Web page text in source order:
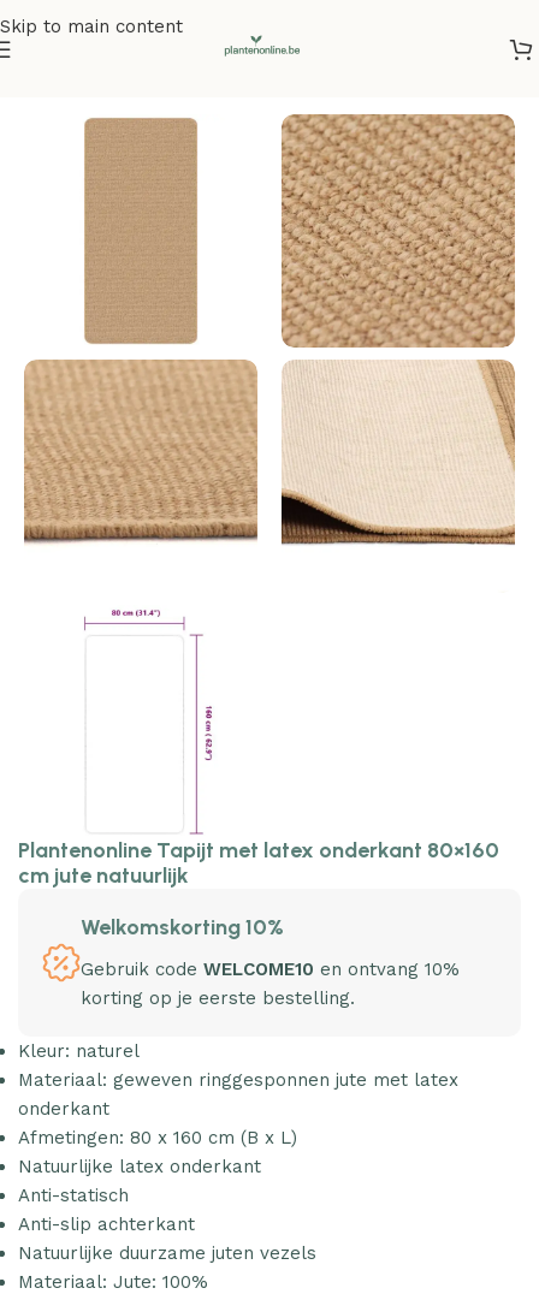
Skip to main content
Plantenonline Tapijt met latex onderkant 80×160
cm jute natuurlijk
Welkomskorting 10%
Gebruik code WELCOME10 en ontvang 10%
korting op je eerste bestelling.
Kleur: naturel
Materiaal: geweven ringgesponnen jute met latex
onderkant
Afmetingen: 80 x 160 cm (B x L)
Natuurlijke latex onderkant
Anti-statisch
Anti-slip achterkant
Natuurlijke duurzame juten vezels
Materiaal: Jute: 100%